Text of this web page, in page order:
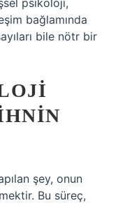
psikoloji,
bağlamında
bile nötr bir
şey, onun
Bu süreç,